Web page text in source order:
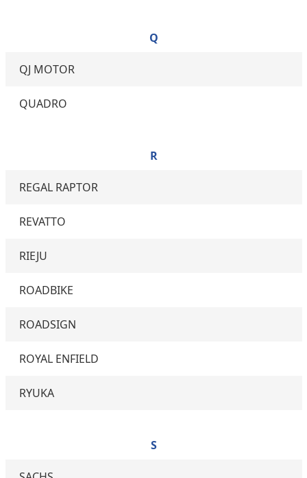
Q
QJ MOTOR
QUADRO
R
REGAL RAPTOR
REVATTO
RIEJU
ROADBIKE
ROADSIGN
ROYAL ENFIELD
RYUKA
S